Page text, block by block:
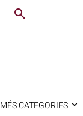
MÉS CATEGORIES